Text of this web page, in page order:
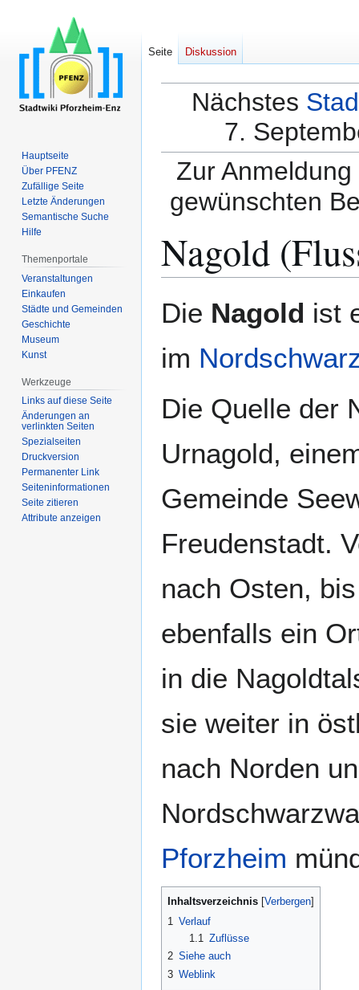
Nächstes
7.
Zur
gewünschten
Nagold
Navigation
Suche
Die Nagold ist
im
Die Quelle der
Urnagold,
Gemeinde
Freudenstadt.
nach Osten,
ebenfalls ein
in die
sie weiter in
nach Norden
Pforzheim
Inhaltsverzeichnis
1 Verlauf
1.1 Zuflüsse
2 Siehe auch
3 Weblink
Seite Diskussion
Hauptseite
Über PFENZ
Zufällige Seite
Letzte Änderungen
Semantische Suche
Hilfe
Themenportale
Veranstaltungen
Einkaufen
Städte und Gemeinden
Geschichte
Museum
Kunst
Werkzeuge
Links auf diese Seite
Änderungen an
verlinkten Seiten
Spezialseiten
Druckversion
Permanenter Link
Seiten­­informationen
Seite zitieren
Attribute anzeigen